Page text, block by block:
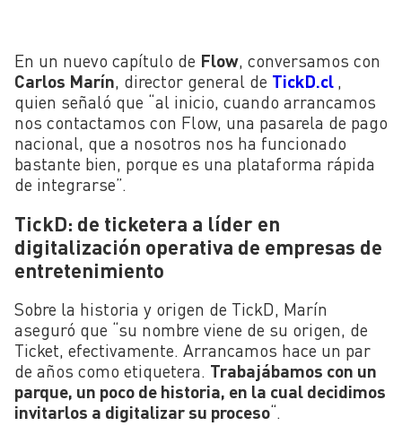
En un nuevo capítulo de Flow, conversamos con
Carlos Marín, director general de TickD.cl ,
quien señaló que “al inicio, cuando arrancamos
nos contactamos con Flow, una pasarela de pago
nacional, que a nosotros nos ha funcionado
bastante bien, porque es una plataforma rápida
de integrarse”.
TickD: de ticketera a líder en
digitalización operativa de empresas de
entretenimiento
Sobre la historia y origen de TickD, Marín
aseguró que “su nombre viene de su origen, de
Ticket, efectivamente. Arrancamos hace un par
de años como etiquetera. Trabajábamos con un
parque, un poco de historia, en la cual decidimos
invitarlos a digitalizar su proceso“.